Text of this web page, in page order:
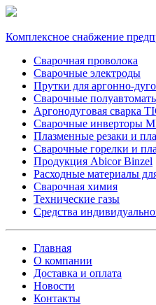
Комплексное снабжение
Сварочная проволока
Сварочные электроды
Прутки для аргонно-
Сварочные
Аргонодуговая сварка
Сварочные инверторы
Плазменные резаки и
Сварочные горелки и
Продукция Abicor Binzel
Расходные материалы
Сварочная химия
Технические газы
Средства
Главная
О компании
Доставка и оплата
Новости
Контакты